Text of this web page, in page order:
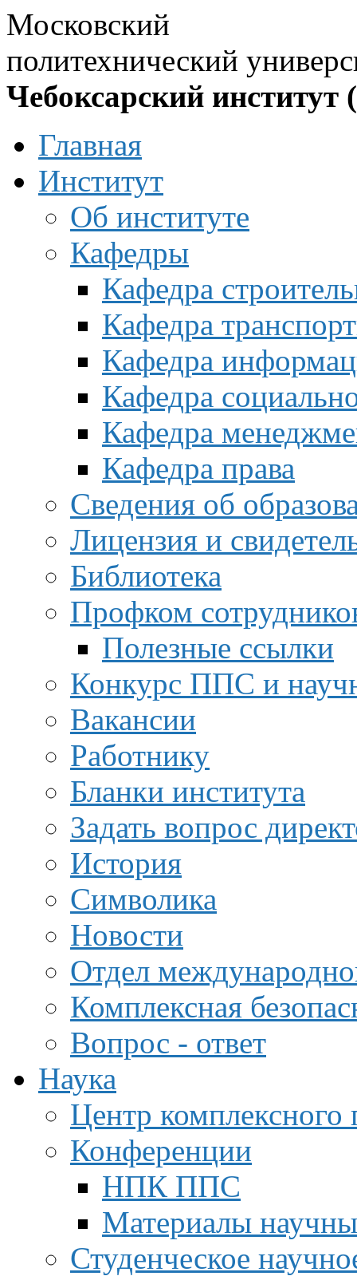
Московский
политехнический
Чебоксарский институт
Главная
Институт
Об институте
Кафедры
Кафедра
Кафедра
Кафедра
Кафедра
Кафедра
Кафедра права
Сведения об
Лицензия и
Библиотека
Профком
Полезные ссылки
Конкурс ППС и
Вакансии
Работнику
Бланки института
Задать вопрос
История
Символика
Новости
Отдел
Комплексная
Вопрос - ответ
Наука
Центр
Конференции
НПК ППС
Материалы
Студенческое